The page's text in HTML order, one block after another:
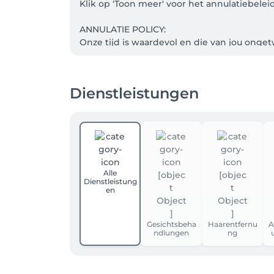
Klik op 'Toon meer' voor het
ANNULATIE POLICY:
Onze tijd is waardevol en die van jou
Hoe maak je een afspraak indien je nog
1.     Ga naar de App Store of Play Store op
2.     Download de app ‘Salonkee’.
3.     Druk op ‘Inloggen’ en maak een
4.     Druk op ‘Zoeken’ en tik de naam
5.     Druk op ‘Boeking’ en vind daar je
Heb je wel al een profiel op Salonkee,
waarmee je reeds een Salonkee account
Dienstleistungen
Alle
Dienstleistung
en
Gesichtsbeha
ndlungen
Haarentfernu
ng